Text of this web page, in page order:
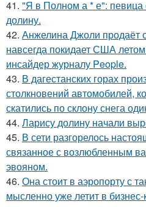
41. "Я в Полном а * е": певица
долину.
42. Анжелина Джоли продаёт
навсегда покидает США
инсайдер журналу People.
43. В дагестанских горах
столкновений автомобилей,
скатились по склону снега
44. Ларису долину начали
45. В сети разгорелось
связанное с возлюбленным
эвояном.
46. Она стоит в аэропорту с
мысленно уже летит в бизнес-